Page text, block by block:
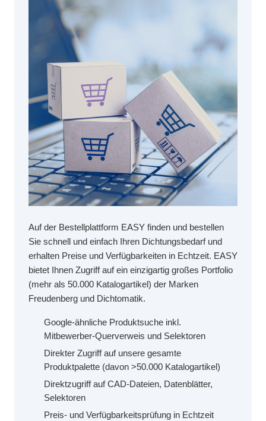
Auf der Bestellplattform EASY finden und bestellen
Sie schnell und einfach Ihren Dichtungsbedarf und
erhalten Preise und Verfügbarkeiten in Echtzeit. EASY
bietet Ihnen Zugriff auf ein einzigartig großes Portfolio
(mehr als 50.000 Katalogartikel) der Marken
Freudenberg und Dichtomatik.
Google-ähnliche Produktsuche inkl.
Mitbewerber-Querverweis und Selektoren
Direkter Zugriff auf unsere gesamte
Produktpalette (davon >50.000 Katalogartikel)
Direktzugriff auf CAD-Dateien, Datenblätter,
Selektoren
Preis- und Verfügbarkeitsprüfung in Echtzeit